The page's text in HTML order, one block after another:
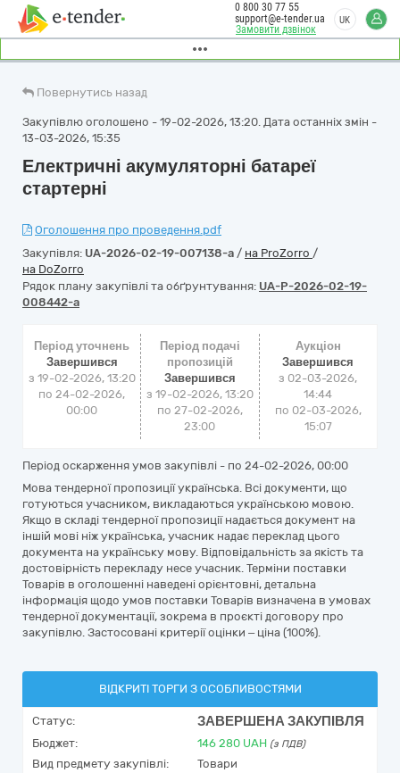
Замовити дзвінок
0 800 30 77 55
support@e-tender.ua
UK
Повернутись назад
Закупівлю оголошено - 19-02-2026, 13:20. Дата останніх змін -
13-03-2026, 15:35
Електричні акумуляторні батареї
стартерні
Оголошення про проведення.pdf
Закупівля: UA-2026-02-19-007138-a / на ProZorro /
на DoZorro
Рядок плану закупівлі та обґрунтування: UA-P-2026-02-19-
008442-a
Період уточнень
Завершився
з 19-02-2026, 13:20
по 24-02-2026,
00:00
Період подачі
пропозицій
Завершився
з 19-02-2026, 13:20
по 27-02-2026,
23:00
Аукціон
Завершився
з 02-03-2026,
14:44
по 02-03-2026,
15:07
Період оскарження умов закупівлі - по 24-02-2026, 00:00
Мова тендерної пропозиції українська. Всі документи, що
готуються учасником, викладаються українською мовою.
Якщо в складі тендерної пропозиції надається документ на
іншій мові ніж українська, учасник надає переклад цього
документа на українську мову. Відповідальність за якість та
достовірність перекладу несе учасник. Терміни поставки
Товарів в оголошенні наведені орієнтовні, детальна
інформація щодо умов поставки Товарів визначена в умовах
тендерної документації, зокрема в проєкті договору про
закупівлю. Застосовані критерії оцінки – ціна (100%).
ВІДКРИТІ ТОРГИ З ОСОБЛИВОСТЯМИ
Статус: ЗАВЕРШЕНА ЗАКУПІВЛЯ
Бюджет: 146 280 UAH (з ПДВ)
Вид предмету закупівлі:
Товари